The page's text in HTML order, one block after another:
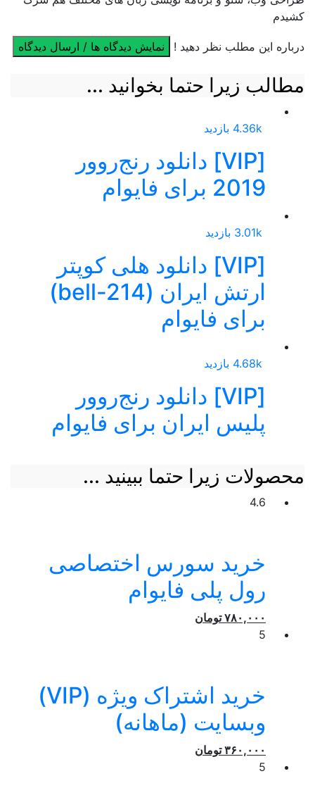
کشیدم
درباره این مطلب نظر دهید ! نمایش دیدگاه ها / ارسال دیدگاه
مطالب زیرا حتما بخوانید ...
[VIP] دانلود رنج‌روور
2019 برای فایوام
[VIP] دانلود هلی کوپتر
ارتش ایران (bell-214)
برای فایوام
[VIP] دانلود رنج‌روور
پلیس ایران برای فایوام
محصولات زیرا حتما ببینید ...
4.6
خرید سورس اختصاصی
رول پلی فایوام
۷۸۰,۰۰۰ تومان
5
خرید اشتراک ویژه (VIP)
وبسایت (ماهانه)
۳۶۰,۰۰۰ تومان
5